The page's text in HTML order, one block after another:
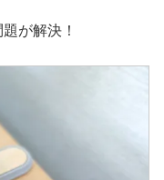
が解決！